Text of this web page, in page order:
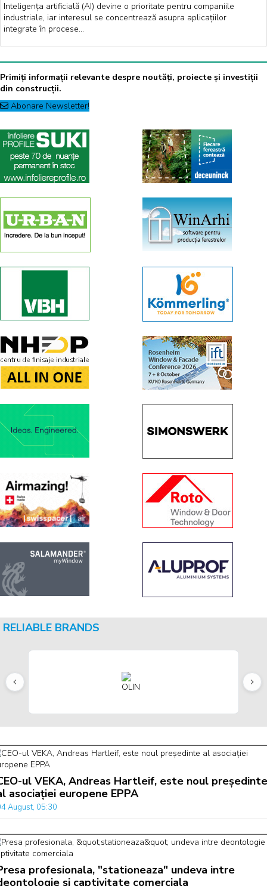
Inteligența artificială (AI) devine o prioritate pentru companiile
industriale, iar interesul se concentrează asupra aplicațiilor
integrate în procese…
Primiți informații relevante despre noutăți, proiecte și investiții
din construcții.
Abonare Newsletter!
RELIABLE BRANDS
ul VEKA, Andreas Hartleif, este noul președinte
asociației europene EPPA
August, 05:30
profesionala, "stationeaza" undeva intre
si captivitate comerciala